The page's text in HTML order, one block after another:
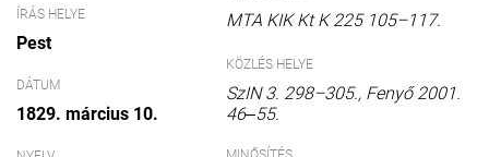
ÍRÁS HELYE
Pest
DÁTUM
1829. március 10.
MTA KIK Kt K 225 105–117.
KÖZLÉS HELYE
SzIN 3. 298–305., Fenyő 2001.
46‒55.